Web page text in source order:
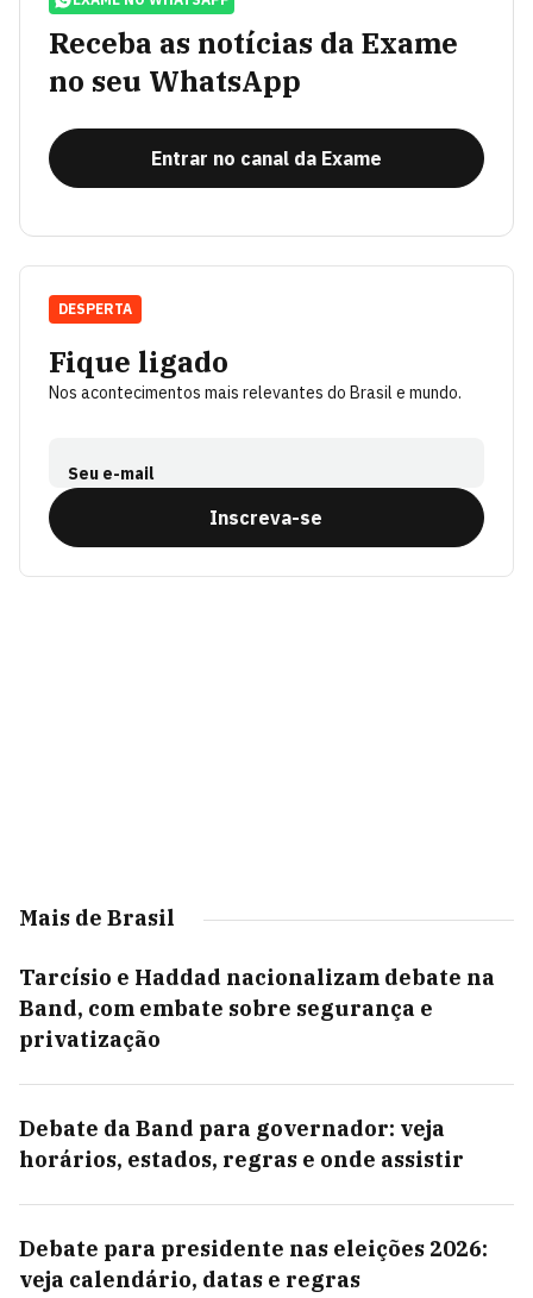
Receba as notícias da Exame
no seu WhatsApp
Entrar no canal da Exame
Fique ligado
Nos acontecimentos mais relevantes do Brasil e mundo.
Seu e-mail
Inscreva-se
DESPERTA
Mais de Brasil
Tarcísio e Haddad nacionalizam debate na
Band, com embate sobre segurança e
privatização
Debate da Band para governador: veja
horários, estados, regras e onde assistir
Debate para presidente nas eleições 2026:
veja calendário, datas e regras